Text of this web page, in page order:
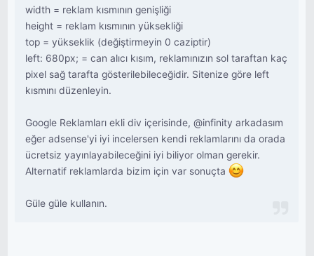
width = reklam kısmının genişliği
height = reklam kısmının yüksekliği
top = yükseklik (değiştirmeyin 0 caziptir)
left: 680px; = can alıcı kısım, reklamınızın sol taraftan kaç
pixel sağ tarafta gösterilebileceğidir. Sitenize göre left
kısmını düzenleyin.
Google Reklamları ekli div içerisinde, @infinity arkadasım
eğer adsense'yi iyi incelersen kendi reklamlarını da orada
ücretsiz yayınlayabileceğini iyi biliyor olman gerekir.
Alternatif reklamlarda bizim için var sonuçta
Güle güle kullanın.